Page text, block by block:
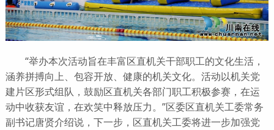
“举办本次活动旨在丰富区直机关干部职工的文化生活，
涵养拼搏向上、包容开放、健康的机关文化。活动以机关党
建片区形式组队，鼓励区直机关各部门职工积极参赛，在运
动中收获友谊，在欢笑中释放压力。”区委区直机关工委常务
副书记唐贤介绍说，下一步，区直机关工委将进一步加强党